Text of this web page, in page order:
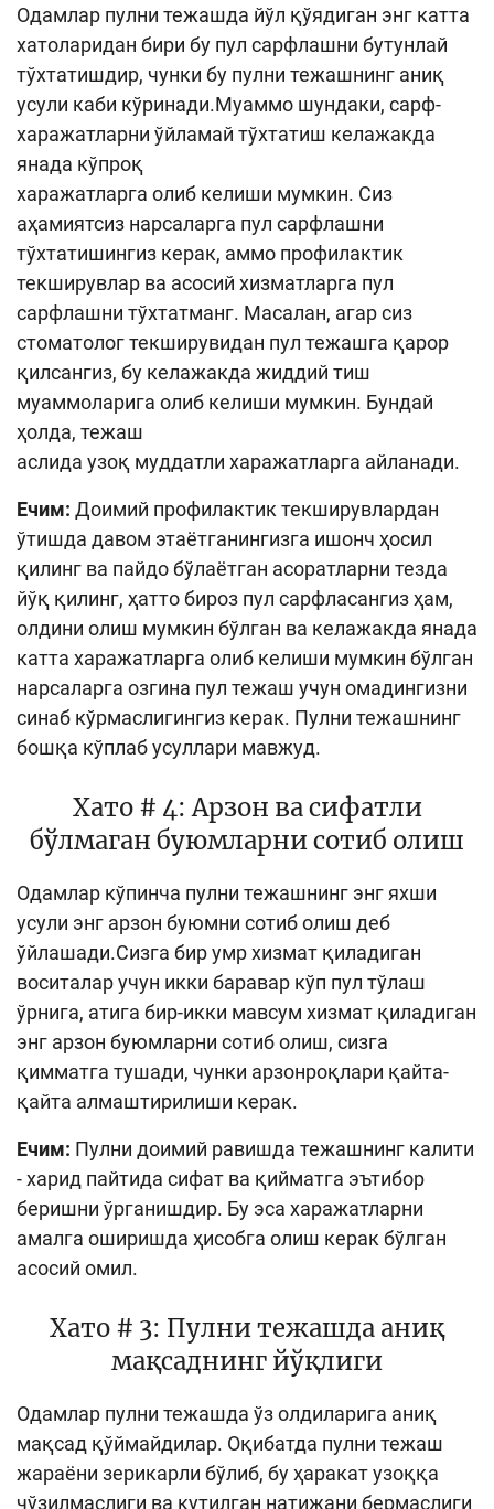
Одамлар пулни тежашда йўл қўядиган энг катта
хатоларидан бири бу пул сарфлашни бутунлай
тўхтатишдир, чунки бу пулни тежашнинг аниқ
усули каби кўринади.Муаммо шундаки, сарф-
харажатларни ўйламай тўхтатиш келажакда
янада кўпроқ
харажатларга олиб келиши мумкин. Сиз
аҳамиятсиз нарсаларга пул сарфлашни
тўхтатишингиз керак, аммо профилактик
текширувлар ва асосий хизматларга пул
сарфлашни тўхтатманг. Масалан, агар сиз
стоматолог текширувидан пул тежашга қарор
қилсангиз, бу келажакда жиддий тиш
муаммоларига олиб келиши мумкин. Бундай
ҳолда, тежаш
аслида узоқ муддатли харажатларга айланади.
Ечим: Доимий профилактик текширувлардан
ўтишда давом этаётганингизга ишонч ҳосил
қилинг ва пайдо бўлаётган асоратларни тезда
йўқ қилинг, ҳатто бироз пул сарфласангиз ҳам,
олдини олиш мумкин бўлган ва келажакда янада
катта харажатларга олиб келиши мумкин бўлган
нарсаларга озгина пул тежаш учун омадингизни
синаб кўрмаслигингиз керак. Пулни тежашнинг
бошқа кўплаб усуллари мавжуд.
Хато # 4: Арзон ва сифатли
бўлмаган буюмларни сотиб олиш
Одамлар кўпинча пулни тежашнинг энг яхши
усули энг арзон буюмни сотиб олиш деб
ўйлашади.Сизга бир умр хизмат қиладиган
воситалар учун икки баравар кўп пул тўлаш
ўрнига, атига бир-икки мавсум хизмат қиладиган
энг арзон буюмларни сотиб олиш, сизга
қимматга тушади, чунки арзонроқлари қайта-
қайта алмаштирилиши керак.
Ечим: Пулни доимий равишда тежашнинг калити
- харид пайтида сифат ва қийматга эътибор
беришни ўрганишдир. Бу эса харажатларни
амалга оширишда ҳисобга олиш керак бўлган
асосий омил.
Хато # 3: Пулни тежашда аниқ
мақсаднинг йўқлиги
Одамлар пулни тежашда ўз олдиларига аниқ
мақсад қўймайдилар. Оқибатда пулни тежаш
жараёни зерикарли бўлиб, бу ҳаракат узоққа
чўзилмаслиги ва кутилган натижани бермаслиги